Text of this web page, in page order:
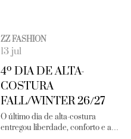
ZZ FASHION
13 jul
4º DIA DE ALTA-
COSTURA
FALL/WINTER 26/27
O último dia de alta-costura
entregou liberdade, conforto e a…